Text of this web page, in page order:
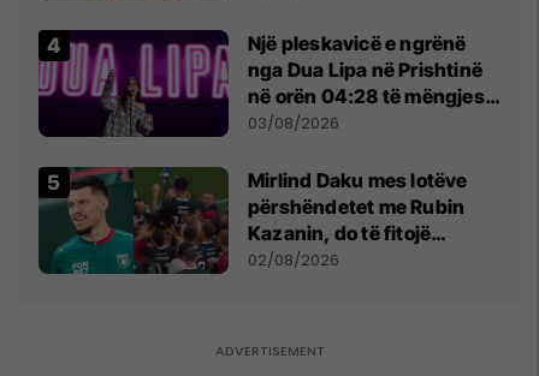
Një pleskavicë e ngrënë
nga Dua Lipa në Prishtinë
në orën 04:28 të mëngjesit
- dhe bota digjitale serbe
03/08/2026
Mirlind Daku mes lotëve
përshëndetet me Rubin
Kazanin, do të fitojë
miliona te Spartak Moska
02/08/2026